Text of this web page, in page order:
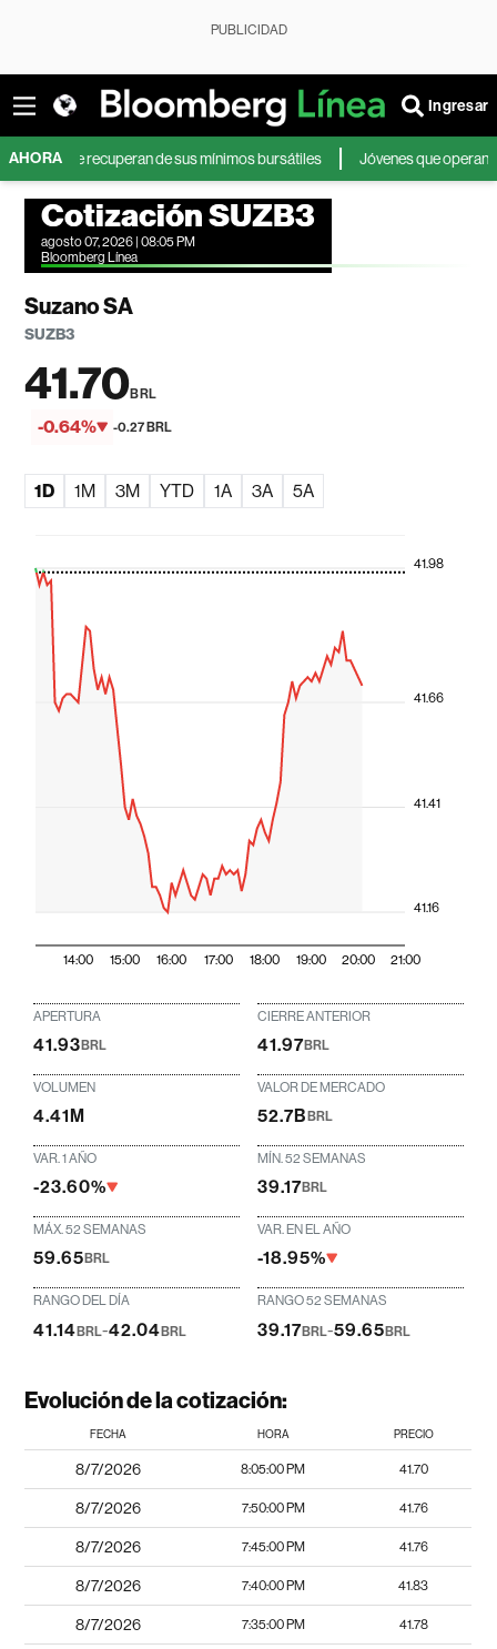
PUBLICIDAD
Ingresar
AHORA
recuperan de sus mínimos bursátiles Jóvenes que operan en bolsa
Cotización SUZB3
agosto 07, 2026 | 08:05 PM
Bloomberg Línea
Suzano SA
SUZB3
41.70BRL
-0.64% -0.27 BRL
1D 1M 3M YTD 1A 3A 5A
14:00 15:00 16:00 17:00 18:00 19:00 20:00 21:00
41.16
41.41
41.66
41.98
APERTURA
41.93BRL
CIERRE ANTERIOR
41.97BRL
VOLUMEN
4.41M
VALOR DE MERCADO
52.7BBRL
VAR. 1 AÑO
-23.60%
MÍN. 52 SEMANAS
39.17BRL
MÁX. 52 SEMANAS
59.65BRL
VAR. EN EL AÑO
-18.95%
RANGO DEL DÍA
41.14BRL-42.04BRL
RANGO 52 SEMANAS
39.17BRL-59.65 BRL
Evolución de la cotización:
FECHA HORA PRECIO
8/7/2026 8:05:00 PM 41.70
8/7/2026 7:50:00 PM 41.76
8/7/2026 7:45:00 PM 41.76
8/7/2026 7:40:00 PM 41.83
8/7/2026 7:35:00 PM 41.78